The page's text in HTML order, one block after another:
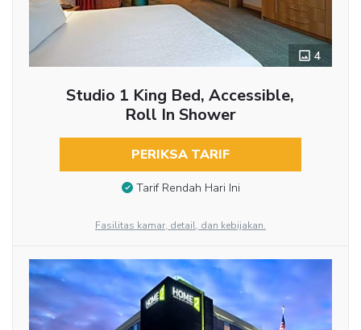
4
Studio 1 King Bed, Accessible,
Roll In Shower
PERIKSA TARIF
Tarif Rendah Hari Ini
Fasilitas kamar, detail, dan kebijakan.